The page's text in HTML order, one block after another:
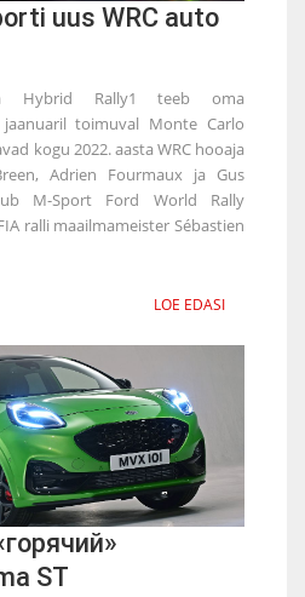
uus WRC auto
Hybrid Rally1 teeb oma
toimuval Monte Carlo
kogu 2022. aasta WRC hooaja
Adrien Fourmaux ja Gus
M-Sport Ford World Rally
ralli maailmameister Sébastien
LOE EDASI
ST